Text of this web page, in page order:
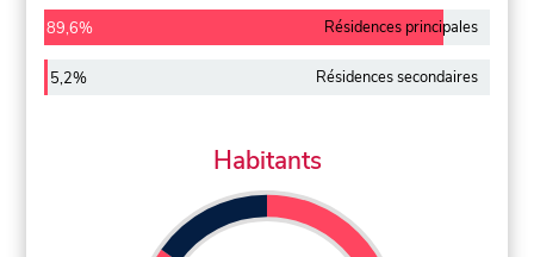
89,6% Résidences principales
5,2% Résidences secondaires
Habitants